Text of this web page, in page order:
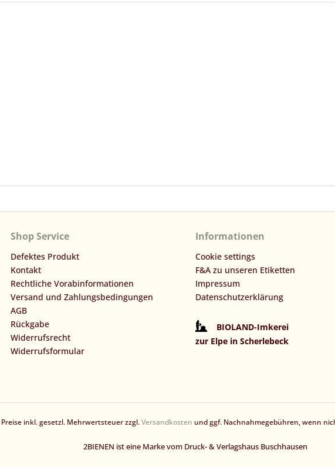
Shop Service
Defektes Produkt
Kontakt
Rechtliche Vorabinformationen
Versand und Zahlungsbedingungen
AGB
Rückgabe
Widerrufsrecht
Widerrufsformular
Informationen
Cookie settings
F&A zu unseren Etiketten
Impressum
Datenschutzerklärung
BIOLAND-Imkerei
zur Elpe in Scherlebeck
inkl. gesetzl. Mehrwertsteuer zzgl.Versandkosten und ggf. Nachnahmegebühren, wenn
2BIENEN ist eine Marke vom Druck- & Verlagshaus Buschhausen